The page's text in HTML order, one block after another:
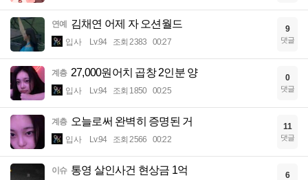
연예 김채연 어제 자 오션월드
입사 Lv.94 조회 2383 00:27
9
댓글
계층 27,000원어치 곱창 2인분 양
입사 Lv.94 조회 1850 00:25
0
댓글
계층 오늘로써 완벽히 증명된 거
입사 Lv.94 조회 2566 00:22
11
댓글
이슈 통영 살인사건 현상금 1억 6